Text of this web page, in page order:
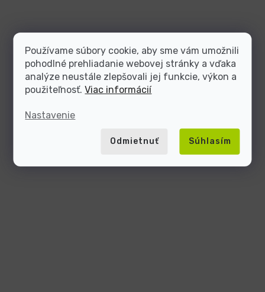
Používame súbory cookie, aby sme vám umožnili
pohodlné prehliadanie webovej stránky a vďaka
analýze neustále zlepšovali jej funkcie, výkon a
použiteľnosť.Viac informácií
Nastavenie
Odmietnuť Súhlasím